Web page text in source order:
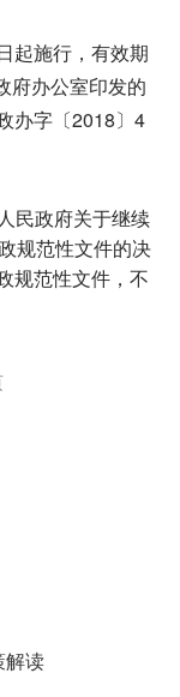
起施行，有效期
府办公室印发的
办字〔2018〕4
民政府关于继续
规范性文件的决
规范性文件，不
解读